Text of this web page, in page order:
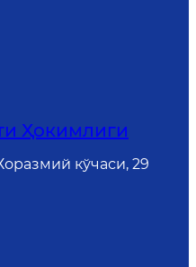
Ҳокимлиги
кўчаси, 29